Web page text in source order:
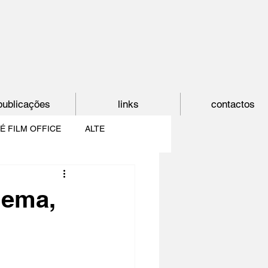
FILM OFFICE ALTE
SHORTCUT
links contactos